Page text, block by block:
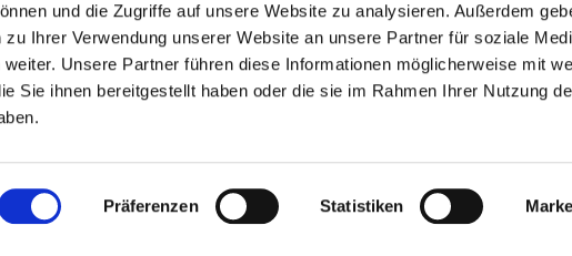
und die Zugriffe auf unsere Website zu analysieren. Außerdem
zu Ihrer Verwendung unserer Website an unsere Partner für soziale
weiter. Unsere Partner führen diese Informationen möglicherweise mit
Sie ihnen bereitgestellt haben oder die sie im Rahmen Ihrer Nutzung
Präferenzen Statistiken